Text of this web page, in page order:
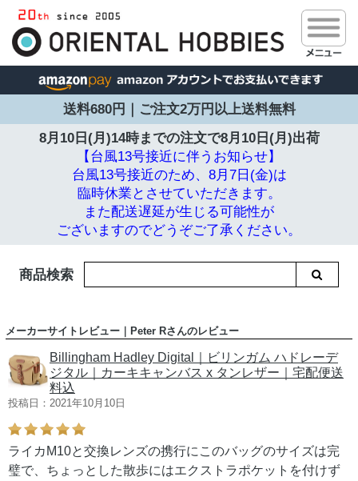
送料680円｜ご注文2万円以上送料無料
8月10日(月)14時までの注文で8月10日(月)出荷
【台風13号接近に伴うお知らせ】
台風13号接近のため、8月7日(金)は
臨時休業とさせていただきます。
また配送遅延が生じる可能性が
ございますのでどうぞご了承ください。
商品検索
メーカーサイトレビュー｜Peter Rさんのレビュー
Billingham Hadley Digital｜ビリンガム ハドレーデ
ジタル｜カーキキャンバス x タンレザー｜宅配便送
料込
投稿日：2021年10月10日
ライカM10と交換レンズの携行にこのバッグのサイズは完
璧で、ちょっとした散歩にはエクストラポケットを付けず